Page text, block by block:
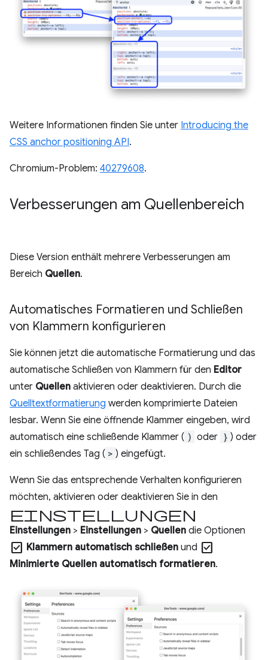
Weitere Informationen finden Sie unter Introducing the
CSS anchor positioning API.
Chromium-Problem: 40279608.
Verbesserungen am Quellenbereich
Diese Version enthält mehrere Verbesserungen am
Bereich Quellen.
Automatisches Formatieren und Schließen
von Klammern konfigurieren
Sie können jetzt die automatische Formatierung und das
automatische Schließen von Klammern für den Editor
unter Quellen aktivieren oder deaktivieren. Durch die
Quelltextformatierung werden komprimierte Dateien
lesbar. Wenn Sie eine öffnende Klammer eingeben, wird
automatisch eine schließende Klammer ( ) oder } ) oder
ein schließendes Tag ( > ) eingefügt.
Wenn Sie das entsprechende Verhalten konfigurieren
möchten, aktivieren oder deaktivieren Sie in den
Einstellungen
Einstellungen > Einstellungen > Quellen die Optionen
check_box Klammern automatisch schließen und check_box
Minimierte Quellen automatisch formatieren.